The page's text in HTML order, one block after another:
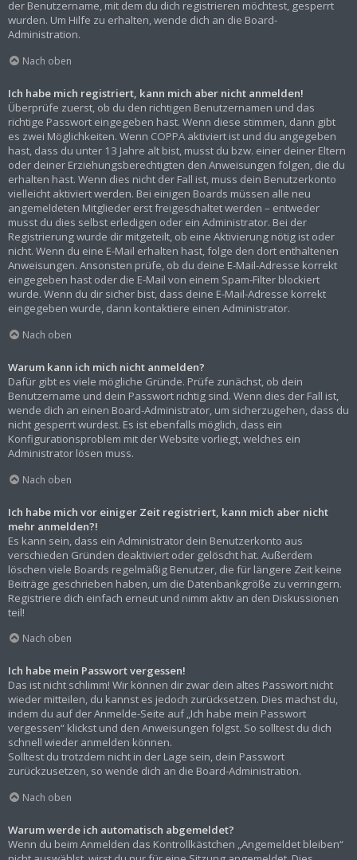
der Benutzername, mit dem du dich registrieren möchtest, gesperrt
wurden. Um Hilfe zu erhalten, wende dich an die Board-
Administration.
Nach oben
Ich habe mich registriert, kann mich aber nicht anmelden!
Überprüfe zuerst, ob du den richtigen Benutzernamen und das
richtige Passwort eingegeben hast. Wenn diese stimmen, dann gibt
es zwei Möglichkeiten. Wenn COPPA aktiviert ist und du angegeben
hast, dass du unter 13 Jahre alt bist, musst du bzw. einer deiner Eltern
oder deiner Erziehungsberechtigten den Anweisungen folgen, die du
erhalten hast. Wenn dies nicht der Fall ist, muss dein Benutzerkonto
vielleicht aktiviert werden. Bei einigen Boards müssen alle neu
angemeldeten Mitglieder erst freigeschaltet werden – entweder
musst du dies selbst erledigen oder ein Administrator. Bei der
Registrierung wurde dir mitgeteilt, ob eine Aktivierung nötig ist oder
nicht. Wenn du eine E-Mail erhalten hast, folge den dort enthaltenen
Anweisungen. Ansonsten prüfe, ob du deine E-Mail-Adresse korrekt
eingegeben hast oder die E-Mail von einem Spam-Filter blockiert
wurde. Wenn du dir sicher bist, dass deine E-Mail-Adresse korrekt
eingegeben wurde, dann kontaktiere einen Administrator.
Nach oben
Warum kann ich mich nicht anmelden?
Dafür gibt es viele mögliche Gründe. Prüfe zunächst, ob dein
Benutzername und dein Passwort richtig sind. Wenn dies der Fall ist,
wende dich an einen Board-Administrator, um sicherzugehen, dass du
nicht gesperrt wurdest. Es ist ebenfalls möglich, dass ein
Konfigurationsproblem mit der Website vorliegt, welches ein
Administrator lösen muss.
Nach oben
Ich habe mich vor einiger Zeit registriert, kann mich aber nicht
mehr anmelden?!
Es kann sein, dass ein Administrator dein Benutzerkonto aus
verschieden Gründen deaktiviert oder gelöscht hat. Außerdem
löschen viele Boards regelmäßig Benutzer, die für längere Zeit keine
Beiträge geschrieben haben, um die Datenbankgröße zu verringern.
Registriere dich einfach erneut und nimm aktiv an den Diskussionen
teil!
Nach oben
Ich habe mein Passwort vergessen!
Das ist nicht schlimm! Wir können dir zwar dein altes Passwort nicht
wieder mitteilen, du kannst es jedoch zurücksetzen. Dies machst du,
indem du auf der Anmelde-Seite auf „Ich habe mein Passwort
vergessen“ klickst und den Anweisungen folgst. So solltest du dich
schnell wieder anmelden können.
Solltest du trotzdem nicht in der Lage sein, dein Passwort
zurückzusetzen, so wende dich an die Board-Administration.
Nach oben
Warum werde ich automatisch abgemeldet?
Wenn du beim Anmelden das Kontrollkästchen „Angemeldet bleiben“